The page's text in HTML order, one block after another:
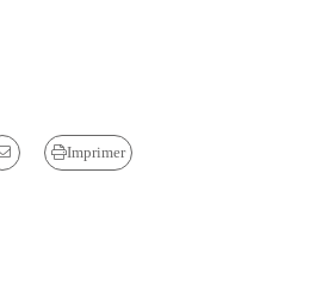
Imprimer